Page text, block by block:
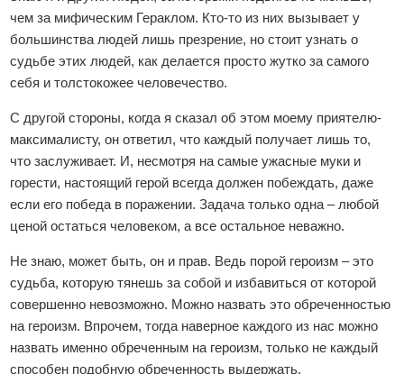
чем за мифическим Гераклом. Кто-то из них вызывает у
большинства людей лишь презрение, но стоит узнать о
судьбе этих людей, как делается просто жутко за самого
себя и толстокожее человечество.
С другой стороны, когда я сказал об этом моему приятелю-
максималисту, он ответил, что каждый получает лишь то,
что заслуживает. И, несмотря на самые ужасные муки и
горести, настоящий герой всегда должен побеждать, даже
если его победа в поражении. Задача только одна – любой
ценой остаться человеком, а все остальное неважно.
Не знаю, может быть, он и прав. Ведь порой героизм – это
судьба, которую тянешь за собой и избавиться от которой
совершенно невозможно. Можно назвать это обреченностью
на героизм. Впрочем, тогда наверное каждого из нас можно
назвать именно обреченным на героизм, только не каждый
способен подобную обреченность выдержать.